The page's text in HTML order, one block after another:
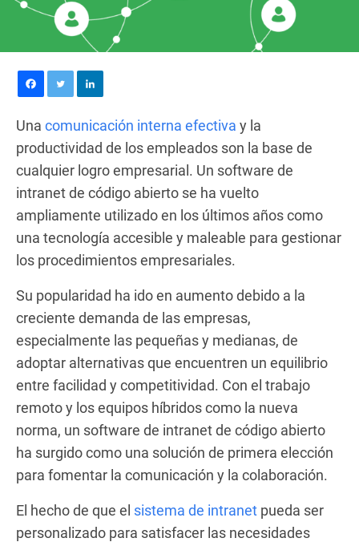
Una comunicación interna efectiva y la
productividad de los empleados son la base de
cualquier logro empresarial. Un software de
intranet de código abierto se ha vuelto
ampliamente utilizado en los últimos años como
una tecnología accesible y maleable para gestionar
los procedimientos empresariales.
Su popularidad ha ido en aumento debido a la
creciente demanda de las empresas,
especialmente las pequeñas y medianas, de
adoptar alternativas que encuentren un equilibrio
entre facilidad y competitividad. Con el trabajo
remoto y los equipos híbridos como la nueva
norma, un software de intranet de código abierto
ha surgido como una solución de primera elección
para fomentar la comunicación y la colaboración.
El hecho de que el sistema de intranet pueda ser
personalizado para satisfacer las necesidades